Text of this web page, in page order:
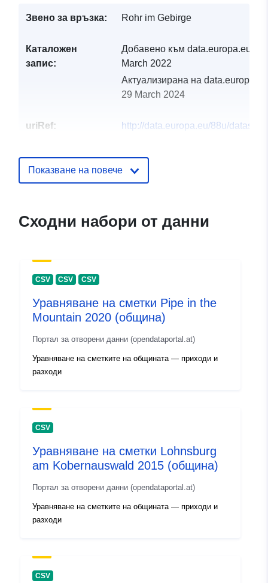
Звено за връзка: Rohr im Gebirge
Каталожен
запис:
Добавено към data.europa.eu:
March 2022
Актуализирана на
29 March 2024
uriRef:
http://data.europa.eu/88u/
Показване на повече
Сходни набори от данни
CSV CSV CSV
Уравняване на сметки Pipe in the
Mountain 2020 (община)
Портал за отворени данни (opendataportal.at)
Уравняване на сметките на общината — приходи и
разходи
CSV
Уравняване на сметки Lohnsburg
am Kobernauswald 2015 (община)
Портал за отворени данни (opendataportal.at)
Уравняване на сметките на общината — приходи и
разходи
CSV